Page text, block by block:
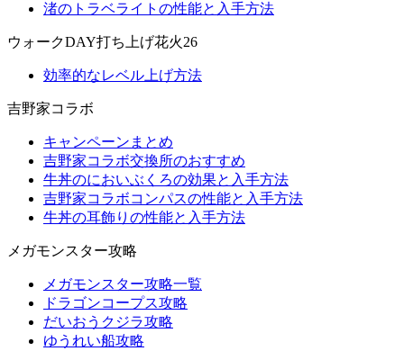
渚のトラベライトの性能と入手方法
ウォークDAY打ち上げ花火26
効率的なレベル上げ方法
吉野家コラボ
キャンペーンまとめ
吉野家コラボ交換所のおすすめ
牛丼のにおいぶくろの効果と入手方法
吉野家コラボコンパスの性能と入手方法
牛丼の耳飾りの性能と入手方法
メガモンスター攻略
メガモンスター攻略一覧
ドラゴンコープス攻略
だいおうクジラ攻略
ゆうれい船攻略